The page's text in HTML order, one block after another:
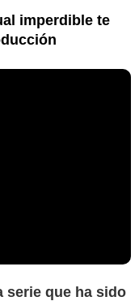
imperdible te
serie que ha sido